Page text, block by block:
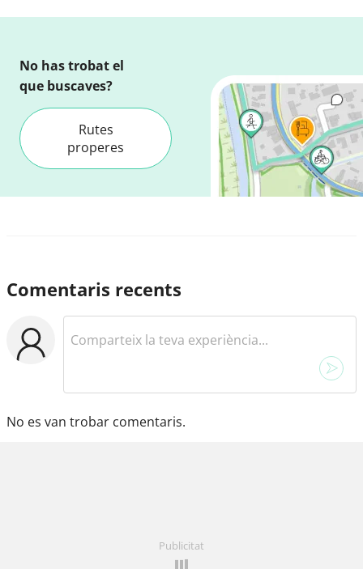
No has trobat el
que buscaves?
Rutes
properes
Comentaris recents
No es van trobar comentaris.
Publicitat